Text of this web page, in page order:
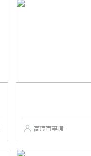
高淳百事通